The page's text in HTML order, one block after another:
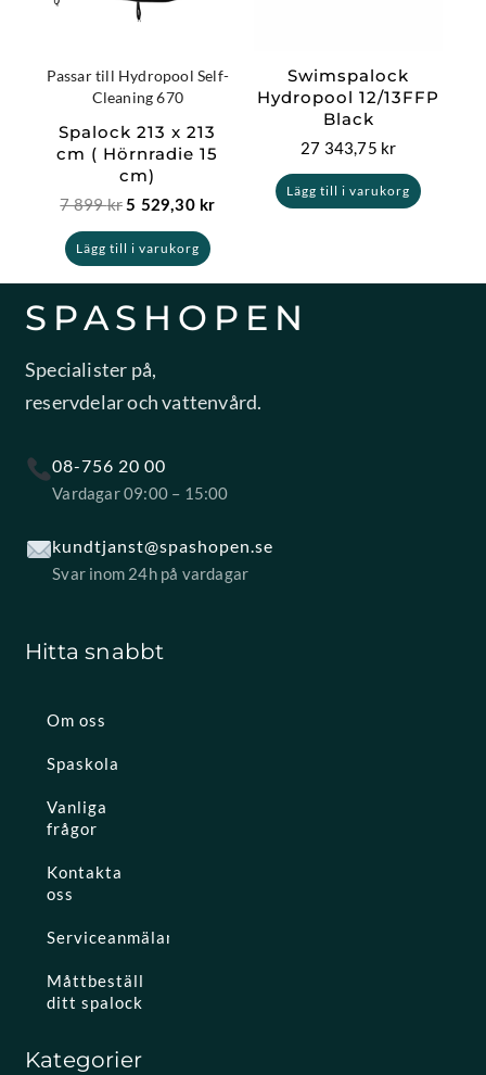
Passar till Hydropool Self-
Cleaning 670
Spalock 213 x 213
cm ( Hörnradie 15
cm)
7 899kr 5 529,30 kr
Lägg till i varukorg
Swimspalock
Hydropool 12/13FFP
Black
27 343,75 kr
Lägg till i varukorg
SPASHOPEN
Specialister på,
reservdelar och vattenvård.
08-756 20 00
Vardagar 09:00 – 15:00
kundtjanst@spashopen.se
Svar inom 24h på vardagar
Hitta snabbt
Om oss
Spaskola
Vanliga
frågor
Kontakta
oss
Serviceanmälan
Måttbeställ
ditt spalock
Kategorier